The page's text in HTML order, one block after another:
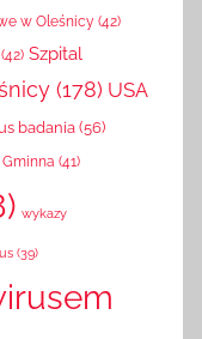
w Oleśnicy (42)
(42) Szpital
(178) USA
badania (56)
(41)
wykazy
(39)